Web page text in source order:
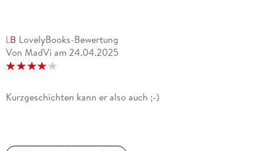
LovelyBooks-Bewertung
Von MadVi am 24.04.2025
Kurzgeschichten kann er also auch ;-)